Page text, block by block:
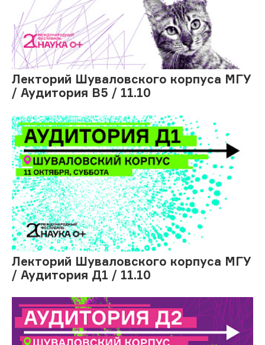
Лекторий Шуваловского корпуса МГУ
/ Аудитория В5 / 11.10
Лекторий Шуваловского корпуса МГУ
/ Аудитория Д1 / 11.10